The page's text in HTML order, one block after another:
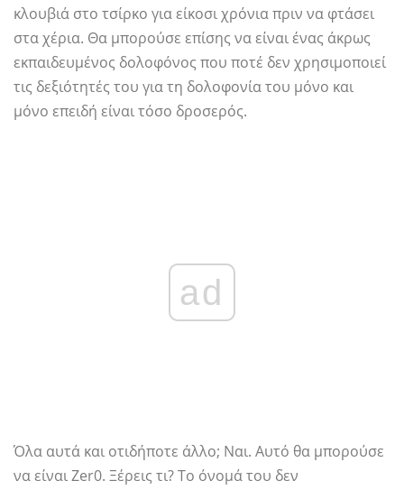
κλουβιά στο τσίρκο για είκοσι χρόνια πριν να φτάσει
στα χέρια. Θα μπορούσε επίσης να είναι ένας άκρως
εκπαιδευμένος δολοφόνος που ποτέ δεν χρησιμοποιεί
τις δεξιότητές του για τη δολοφονία του μόνο και
μόνο επειδή είναι τόσο δροσερός.
ad
Όλα αυτά και οτιδήποτε άλλο; Ναι. Αυτό θα μπορούσε
να είναι Zer0. Ξέρεις τι? Το όνομά του δεν